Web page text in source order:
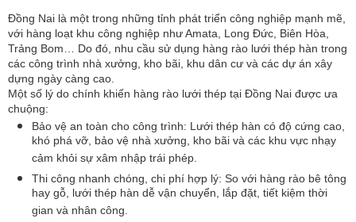
Đồng Nai là một trong những tỉnh phát triển công nghiệp mạnh mẽ,
với hàng loạt khu công nghiệp như Amata, Long Đức, Biên Hòa,
Trảng Bom… Do đó, nhu cầu sử dụng hàng rào lưới thép hàn trong
các công trình nhà xưởng, kho bãi, khu dân cư và các dự án xây
dựng ngày càng cao.
Một số lý do chính khiến hàng rào lưới thép tại Đồng Nai được ưa
chuộng:
Bảo vệ an toàn cho công trình: Lưới thép hàn có độ cứng cao,
khó phá vỡ, bảo vệ nhà xưởng, kho bãi và các khu vực nhạy
cảm khỏi sự xâm nhập trái phép.
Thi công nhanh chóng, chi phí hợp lý: So với hàng rào bê tông
hay gỗ, lưới thép hàn dễ vận chuyển, lắp đặt, tiết kiệm thời
gian và nhân công.